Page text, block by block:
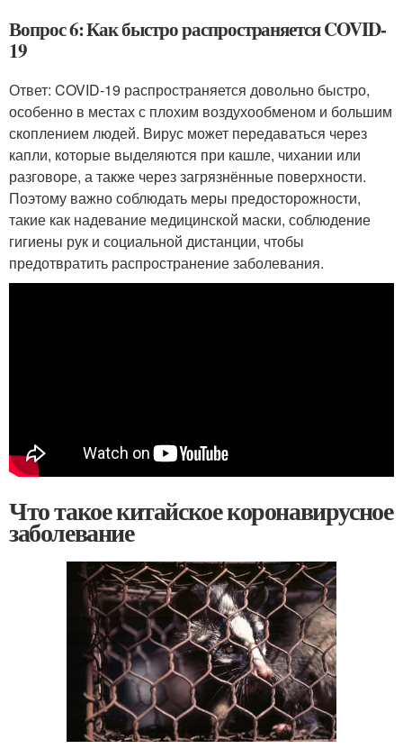
Вопрос 6: Как быстро распространяется COVID-
19
Ответ: COVID-19 распространяется довольно быстро,
особенно в местах с плохим воздухообменом и большим
скоплением людей. Вирус может передаваться через
капли, которые выделяются при кашле, чихании или
разговоре, а также через загрязнённые поверхности.
Поэтому важно соблюдать меры предосторожности,
такие как надевание медицинской маски, соблюдение
гигиены рук и социальной дистанции, чтобы
предотвратить распространение заболевания.
Что такое китайское коронавирусное
заболевание